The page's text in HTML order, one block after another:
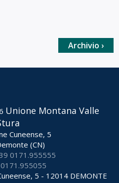
Archivio ›
Unione Montana Valle
Cuneense, 5
(CN)
0171.955555
5 - 12014 DEMONTE